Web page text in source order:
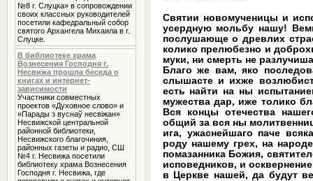
№8 г. Слуцка» в сопровождении
своих классных руководителей
посетили кафедральный собор
святого Архангела Михаила в г.
Слуцке.
В библиотеке храма
Вознесения Господня г.
Несвижа прошла беседа о
книгах и интернет-
зависимости
Участники совместных
проектов «Духовное слово» и
«Парады з вуснаў несвіжан»
Несвижской центральной
районной библиотеки,
Несвижского благочиния,
районных газеты и радио, СШ
№4 г. Несвижа посетили
библиотеку храма Вознесения
Господня г. Несвижа, где
Святии новомученицы и
усердную мольбу нашу!
послушающе о древлих
колико прелюбезно и
муки, ни смерть не
Благо же вам, яко
слышасте и ихже
есть найти на ны
мужества дар, иже толико
Вся концы отечества
общий за вся ны
ига, ужаснейшаго паче
роду нашему грех, на
помазанника Божия,
исповедников, и
в Церкве нашей, да будут